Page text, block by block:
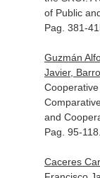
of Public
Pag. 381-
Guzmán
Javier,
and
Pag. 95-
Caceres